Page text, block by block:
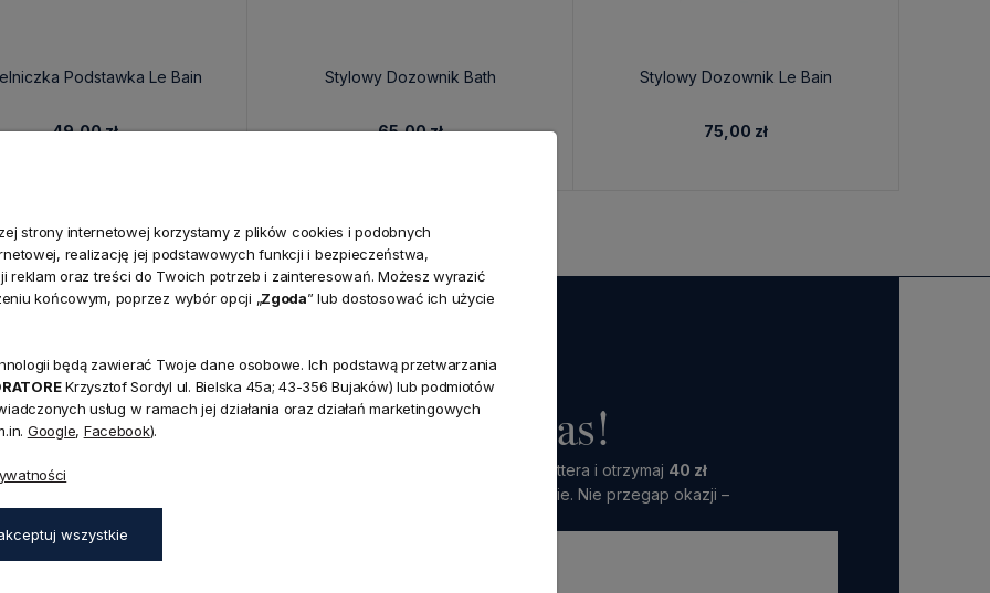
Podstawka Le Bain
49,00 zł
Stylowy Dozownik Bath
65,00 zł
Stylowy Dozownik Le Bain
75,00 zł
NEWSLETTER
Dołącz do nas!
Zapisz się do naszego Newslettera i otrzymaj 40 zł
na pierwsze zamówienie. Nie przegap okazji –
- 17:00,
strony internetowej korzystamy z plików cookies i podobnych
realizację jej podstawowych funkcji i bezpieczeństwa,
oraz treści do Twoich potrzeb i zainteresowań. Możesz wyrazić
końcowym, poprzez wybór opcji „Zgoda” lub dostosować ich użycie
będą zawierać Twoje dane osobowe. Ich podstawą przetwarzania
Krzysztof Sordyl ul. Bielska 45a; 43-356 Bujaków) lub podmiotów
usług w ramach jej działania oraz działań marketingowych
Google, Facebook).
wszystkie